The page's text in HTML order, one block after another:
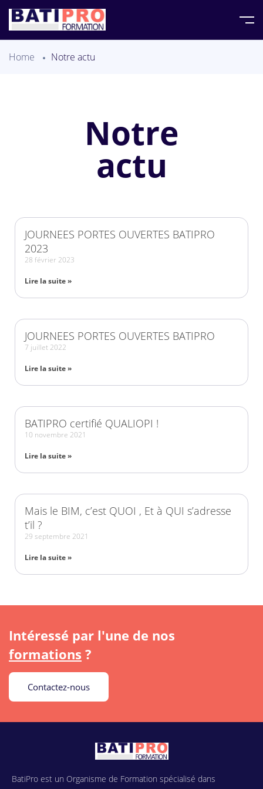
Home Notre actu
Notre
actu
JOURNEES PORTES OUVERTES BATIPRO
2023
28 février 2023
Lire la suite »
JOURNEES PORTES OUVERTES BATIPRO
7 juillet 2022
Lire la suite »
BATIPRO certifié QUALIOPI !
10 novembre 2021
Lire la suite »
Mais le BIM, c’est QUOI , Et à QUI s’adresse
t’il ?
29 septembre 2021
Lire la suite »
Intéressé par l'une de nos
formations ?
Contactez-nous
BatiPro est un Organisme de Formation spécialisé dans